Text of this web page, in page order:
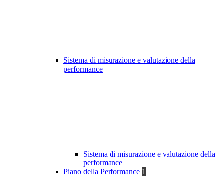
Sistema di misurazione e valutazione della
performance
Sistema di misurazione e valutazione della
performance
Piano della Performance 1